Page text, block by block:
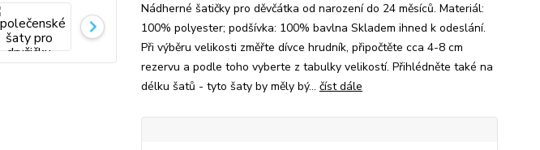
Nádherné šatičky pro děvčátka od narození do 24 měsíců. Materiál:
100% polyester; podšívka: 100% bavlna Skladem ihned k odeslání.
Při výběru velikosti změřte dívce hrudník, připočtěte cca 4-8 cm
rezervu a podle toho vyberte z tabulky velikostí. Přihlédněte také na
délku šatů - tyto šaty by měly bý... číst dále